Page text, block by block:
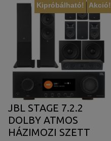
Akció!
Kipróbálható!
JBL STAGE 7.2.2
DOLBY ATMOS
HÁZIMOZI SZETT